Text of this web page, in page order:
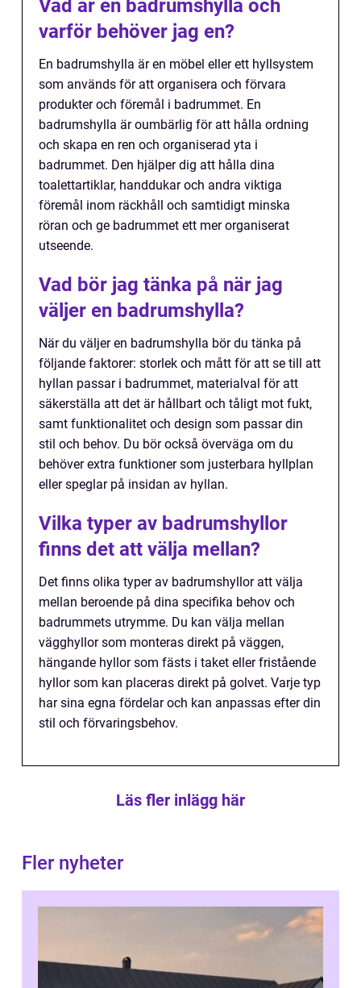
Vad är en badrumshylla och
varför behöver jag en?
En badrumshylla är en möbel eller ett hyllsystem
som används för att organisera och förvara
produkter och föremål i badrummet. En
badrumshylla är oumbärlig för att hålla ordning
och skapa en ren och organiserad yta i
badrummet. Den hjälper dig att hålla dina
toalettartiklar, handdukar och andra viktiga
föremål inom räckhåll och samtidigt minska
röran och ge badrummet ett mer organiserat
utseende.
Vad bör jag tänka på när jag
väljer en badrumshylla?
När du väljer en badrumshylla bör du tänka på
följande faktorer: storlek och mått för att se till att
hyllan passar i badrummet, materialval för att
säkerställa att det är hållbart och tåligt mot fukt,
samt funktionalitet och design som passar din
stil och behov. Du bör också överväga om du
behöver extra funktioner som justerbara hyllplan
eller speglar på insidan av hyllan.
Vilka typer av badrumshyllor
finns det att välja mellan?
Det finns olika typer av badrumshyllor att välja
mellan beroende på dina specifika behov och
badrummets utrymme. Du kan välja mellan
vägghyllor som monteras direkt på väggen,
hängande hyllor som fästs i taket eller fristående
hyllor som kan placeras direkt på golvet. Varje typ
har sina egna fördelar och kan anpassas efter din
stil och förvaringsbehov.
Läs fler inlägg här
Fler nyheter